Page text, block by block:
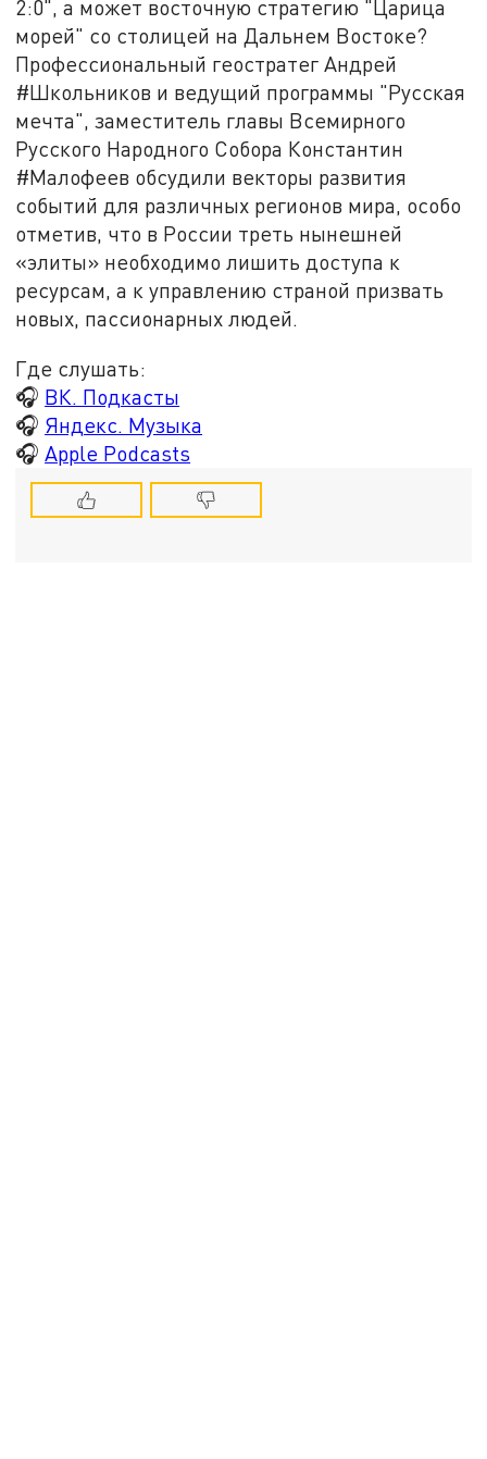
2:0", а может восточную стратегию "Царица
морей" со столицей на Дальнем Востоке?
Профессиональный геостратег Андрей
#Школьников и ведущий программы "Русская
мечта", заместитель главы Всемирного
Русского Народного Собора Константин
#Малофеев обсудили векторы развития
событий для различных регионов мира, особо
отметив, что в России треть нынешней
«элиты» необходимо лишить доступа к
ресурсам, а к управлению страной призвать
новых, пассионарных людей.
Где слушать:
🎧 ВК. Подкасты
🎧 Яндекс. Музыка
🎧Apple Podcasts